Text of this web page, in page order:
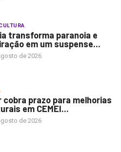
transforma paranoia e
em um suspense...
de 2026
cobra prazo para melhorias
em CEMEI...
de 2026